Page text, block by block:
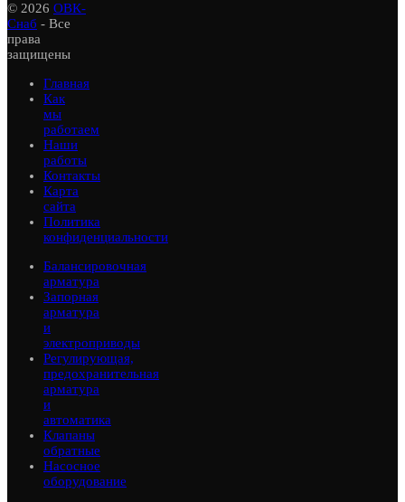
© 2026 ОВК-
Снаб - Все
права
защищены
Главная
Как
мы
работаем
Наши
работы
Контакты
Карта
сайта
Политика
конфиденциальности
Балансировочная
арматура
Запорная
арматура
и
электроприводы
Регулирующая,
предохранительная
арматура
и
автоматика
Клапаны
обратные
Насосное
оборудование